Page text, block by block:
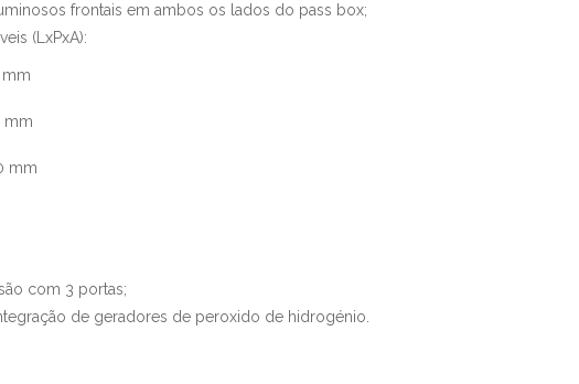
frontais em ambos os lados do pass box;
(LxPxA):
com 3 portas;
de geradores de peroxido de hidrogénio.